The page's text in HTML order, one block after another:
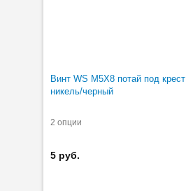
Винт WS M5X8 потай под крест
никель/черный
2 опции
5 руб.